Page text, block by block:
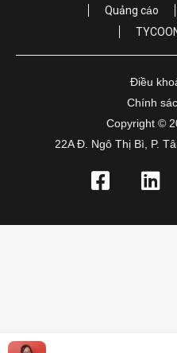
Quảng cáo
Điều
Chính
Copyright ©
22A Đ. Ngô Thị Bì, P.